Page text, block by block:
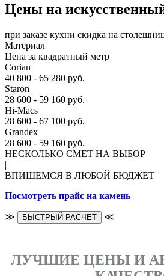
Цены на
при заказе кухни скидка на
Материал
Цена за квадратный метр
Corian
40 800 - 65 280 руб.
Staron
28 600 - 59 160 руб.
Hi-Macs
28 600 - 67 100 руб.
Grandex
28 600 - 59 160 руб.
НЕСКОЛЬКО СМЕТ НА ВЫБОР
|
ВПИШЕМСЯ В ЛЮБОЙ БЮДЖЕТ
Посмотреть прайс на камень
≫ БЫСТРЫЙ РАСЧЕТ ≪
ЛУЧШИЕ ЦЕНЫ И